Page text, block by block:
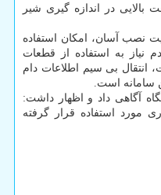
در اندازه گیری شیر
نصب آسان، امکان استفاده
نیاز به استفاده از قطعات
انتقال بی سیم اطلاعات دام
سامانه است.
آگاهی داد و اظهار داشت:
مورد استفاده قرار گرفته